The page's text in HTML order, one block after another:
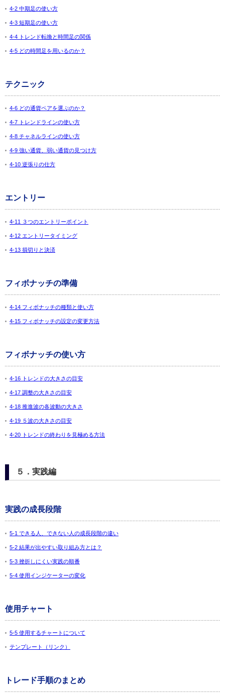
4-2 中期足の使い方
4-3 短期足の使い方
4-4 トレンド転換と時間足の関係
4-5 どの時間足を用いるのか？
テクニック
4-6 どの通貨ペアを選ぶのか？
4-7 トレンドラインの使い方
4-8 チャネルラインの使い方
4-9 強い通貨、弱い通貨の見つけ方
4-10 逆張りの仕方
エントリー
4-11 ３つのエントリーポイント
4-12 エントリータイミング
4-13 損切りと決済
フィボナッチの準備
4-14 フィボナッチの種類と使い方
4-15 フィボナッチの設定の変更方法
フィボナッチの使い方
4-16 トレンドの大きさの目安
4-17 調整の大きさの目安
4-18 推進波の各波動の大きさ
4-19 ５波の大きさの目安
4-20 トレンドの終わりを見極める方法
５．実践編
実践の成長段階
5-1 できる人、できない人の成長段階の違い
5-2 結果が出やすい取り組み方とは？
5-3 挫折しにくい実践の順番
5-4 使用インジケーターの変化
使用チャート
5-5 使用するチャートについて
テンプレート（リンク）
トレード手順のまとめ